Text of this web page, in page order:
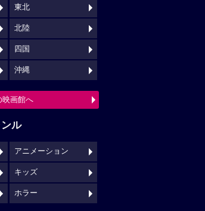
東北
北陸
四国
沖縄
映画館へ
ル
アニメーション
キッズ
ホラー